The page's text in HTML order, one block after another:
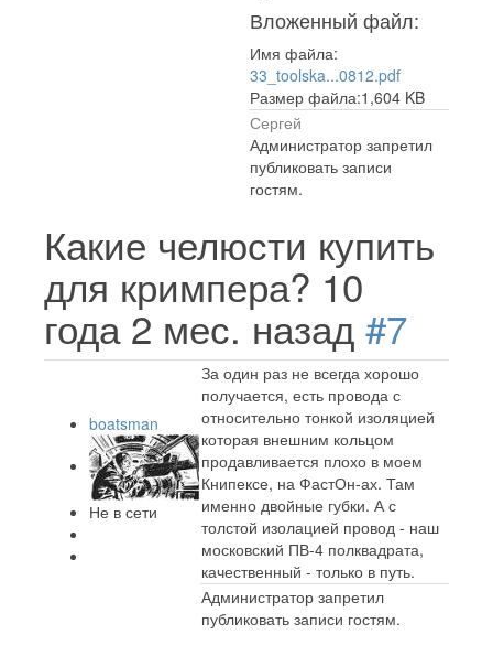
Вложенный файл:
Имя файла:
33_toolska...0812.pdf
Размер файла:1,604 KB
Сергей
Администратор запретил
публиковать записи
гостям.
Какие челюсти купить
для кримпера? 10
года 2 мес. назад #7
boatsman
Не в сети
За один раз не всегда хорошо
получается, есть провода с
относительно тонкой изоляцией
которая внешним кольцом
продавливается плохо в моем
Книпексе, на ФастОн-ах. Там
именно двойные губки. А с
толстой изолацией провод - наш
московский ПВ-4 полквадрата,
качественный - только в путь.
Администратор запретил
публиковать записи гостям.